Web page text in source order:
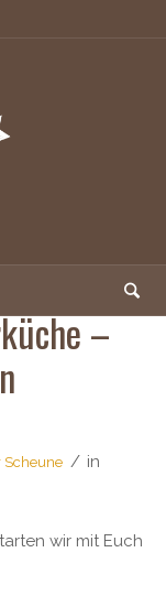
–
Scheune in
wir mit Euch